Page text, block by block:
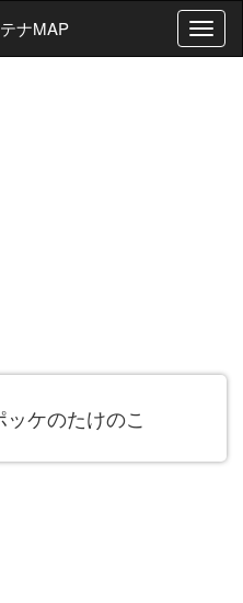
T
o
ナMAP
ッケのたけのこ